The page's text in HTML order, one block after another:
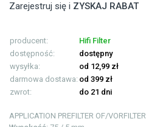
Zarejestruj się i ZYSKAJ RABAT
producent:
Hifi Filter
dostępność:
dostępny
wysyłka:
od 12,99 zł
darmowa dostawa: od 399 zł
zwrot:
do 21 dni
APPLICATION PREFILTER OF/